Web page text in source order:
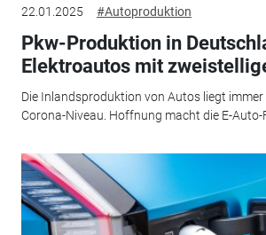
22.01.2025 #Autoproduktion
Pkw-Produktion in
Elektroautos mit
Die Inlandsproduktion von Autos liegt
Corona-Niveau. Hoffnung macht die E-Auto-